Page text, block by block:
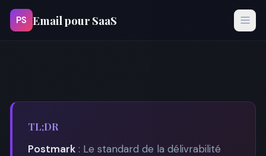
PS Email pour SaaS
TL;DR
Postmark: Le standard de la délivrabilité